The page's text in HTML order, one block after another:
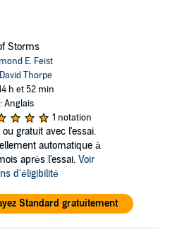
son of one of the most powerful
girl with fighting abilities that
and Hatu, a strange, conflicted
whose hair is a bright
Storms
E. Feist
David Thorpe
h et 52 min
Anglais
1 notation
ou gratuit avec l'essai.
automatique à
après l'essai. Voir
d'éligibilité
Standard gratuitement